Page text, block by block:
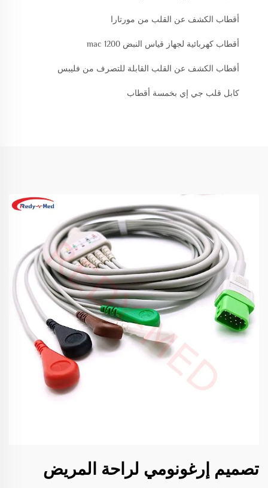
أقطاب الكشف عن القلب من مورتارا
أقطاب كهربائية لجهاز قياس النبض mac 1200
أقطاب الكشف عن القلب القابلة للتصرف من فليبس
كابل قلب جي إي بخمسة أقطاب
تصميم إرغونومي لراحة المريض